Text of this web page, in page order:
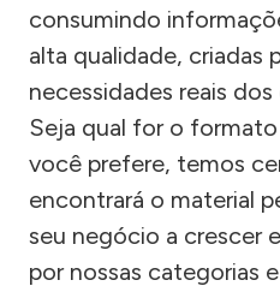
consumindo
alta qualidade, criadas
necessidades reais
Seja qual for o
você prefere, temos
encontrará o material
seu negócio a crescer
por nossas categorias